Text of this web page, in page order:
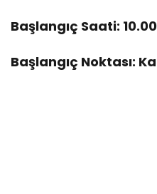
Başlangıç Saati: 10.00
Başlangıç Noktası: